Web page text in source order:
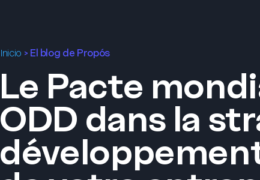
Inicio > El blog de Propós
Le Pacte
ODD dans la